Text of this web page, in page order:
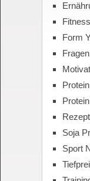
Form
Soja
Sport